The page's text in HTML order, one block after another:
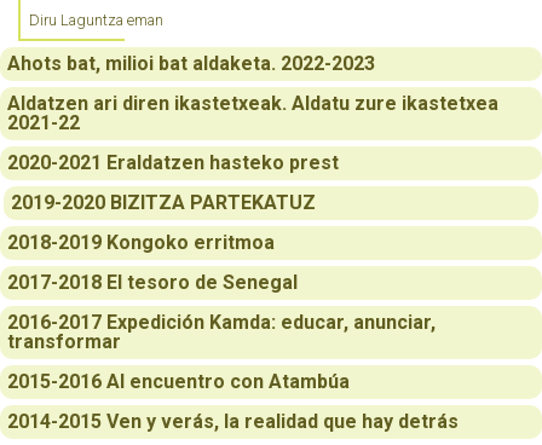
Diru Laguntza eman
Ahots bat, milioi bat aldaketa. 2022-2023
Aldatzen ari diren ikastetxeak. Aldatu zure ikastetxea
2021-22
2020-2021 Eraldatzen hasteko prest
2019-2020 BIZITZA PARTEKATUZ
2018-2019 Kongoko erritmoa
2017-2018 El tesoro de Senegal
2016-2017 Expedición Kamda: educar, anunciar,
transformar
2015-2016 Al encuentro con Atambúa
2014-2015 Ven y verás, la realidad que hay detrás